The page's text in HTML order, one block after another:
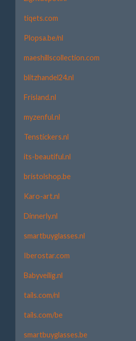
tiqets.com
Plopsa.be/nl
maeshillscollection.com
blitzhandel24.nl
Frisland.nl
myzenful.nl
Tenstickers.nl
its-beautiful.nl
bristolshop.be
Karo-art.nl
Dinnerly.nl
smartbuyglasses.nl
Iberostar.com
Babyveilig.nl
tails.com/nl
tails.com/be
smartbuyglasses.be